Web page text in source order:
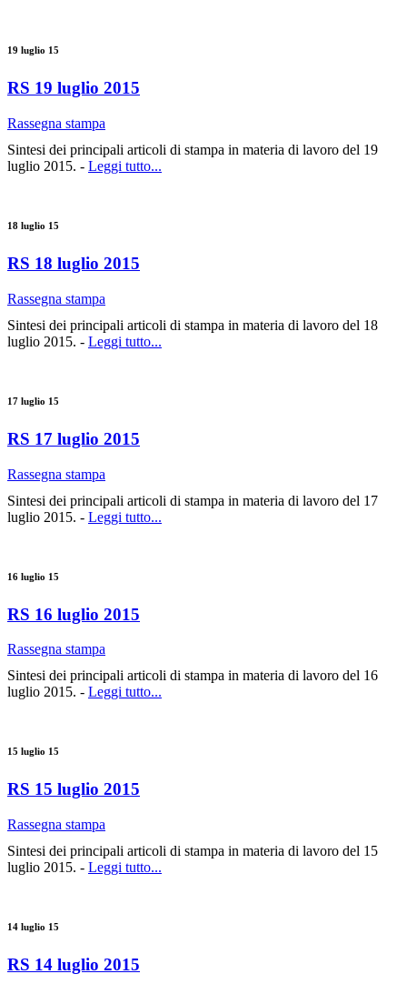
19 luglio 15
RS 19 luglio 2015
Rassegna stampa
Sintesi dei principali articoli di stampa in materia di lavoro del 19
luglio 2015. - Leggi tutto...
18 luglio 15
RS 18 luglio 2015
Rassegna stampa
Sintesi dei principali articoli di stampa in materia di lavoro del 18
luglio 2015. - Leggi tutto...
17 luglio 15
RS 17 luglio 2015
Rassegna stampa
Sintesi dei principali articoli di stampa in materia di lavoro del 17
luglio 2015. - Leggi tutto...
16 luglio 15
RS 16 luglio 2015
Rassegna stampa
Sintesi dei principali articoli di stampa in materia di lavoro del 16
luglio 2015. - Leggi tutto...
15 luglio 15
RS 15 luglio 2015
Rassegna stampa
Sintesi dei principali articoli di stampa in materia di lavoro del 15
luglio 2015. - Leggi tutto...
14 luglio 15
RS 14 luglio 2015